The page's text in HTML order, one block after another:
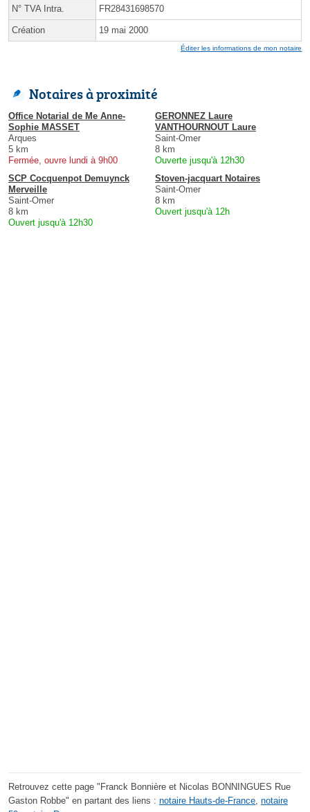
N° TVA Intra. FR28431698570
Création 19 mai 2000
Éditer les informations de mon notaire
Notaires à proximité
Office Notarial de Me Anne-
Sophie MASSET
Arques
5 km
Fermée, ouvre lundi à 9h00
GERONNEZ Laure
VANTHOURNOUT Laure
Saint-Omer
8 km
Ouverte jusqu'à 12h30
SCP Cocquenpot Demuynck
Merveille
Saint-Omer
8 km
Ouvert jusqu'à 12h30
Stoven-jacquart Notaires
Saint-Omer
8 km
Ouvert jusqu'à 12h
Retrouvez cette page "Franck Bonnière et Nicolas BONNINGUES Rue
Gaston Robbe" en partant des liens : notaire Hauts-de-France, notaire